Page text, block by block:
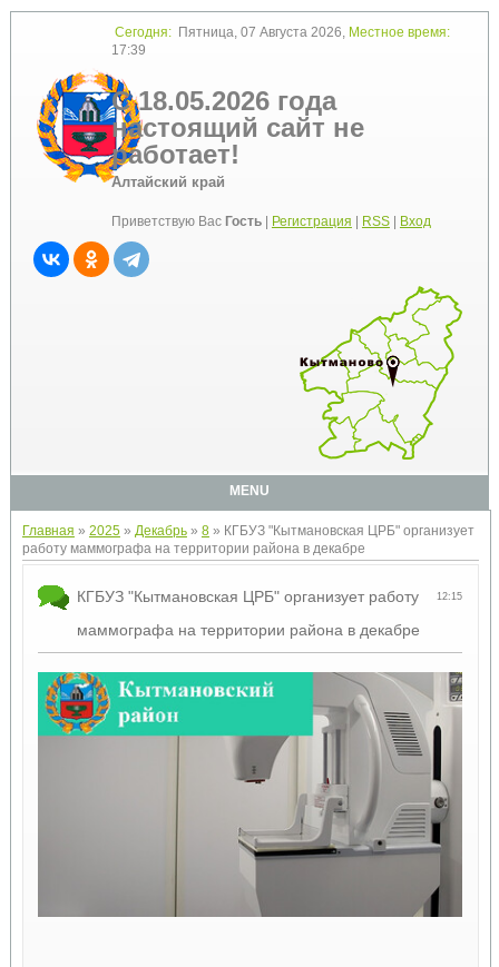
Сегодня:Пятница, 07 Августа 2026, Местное время:
17:39
С 18.05.2026 года
настоящий сайт не
работает!
Алтайский край
Приветствую Вас Гость| Регистрация RSS| Вход
MENU
Главная » 2025 » Декабрь » 8» КГБУЗ "Кытмановская ЦРБ" организует
работу маммографа на территории района в декабре
12:15
КГБУЗ "Кытмановская ЦРБ" организует работу
маммографа на территории района в декабре